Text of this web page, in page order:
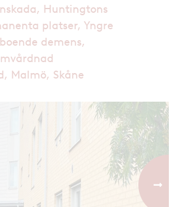
Huntingtons
platser, Yngre
demens,
Malmö, Skåne